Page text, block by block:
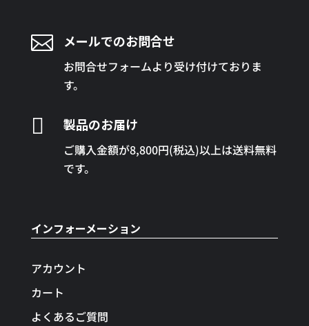
 メールでのお問合せ
お問合せフォームより受け付けておりま
す。
 製品のお届け
ご購入金額が8,800円(税込)以上は送料無料
です。
インフォーメーション
アカウント
カート
よくあるご質問